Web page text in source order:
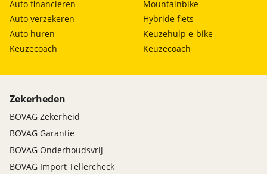
Auto financieren
Auto verzekeren
Auto huren
Keuzecoach
Mountainbike
Hybride fiets
Keuzehulp e-bike
Keuzecoach
Zekerheden
BOVAG Zekerheid
BOVAG Garantie
BOVAG Onderhoudsvrij
BOVAG Import Tellercheck